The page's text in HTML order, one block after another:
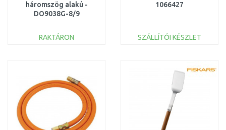
háromszög alakú -
DO9038G-8/9
RAKTÁRON
1066427
SZÁLLÍTÓI KÉSZLET
Összehasonlítás